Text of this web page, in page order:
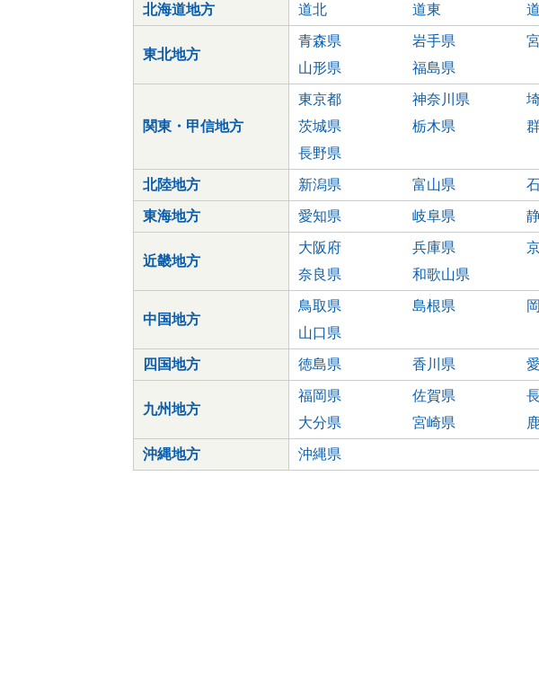
北海道地方 道北 道東
東北地方
青森県 岩手県
山形県
福島県
関東・甲信地方
東京都 神奈川県
茨城県
栃木県
長野県
北陸地方 新潟県 富山県
東海地方 愛知県 岐阜県
近畿地方
大阪府 兵庫県
奈良県
和歌山県
中国地方
鳥取県 島根県
山口県
四国地方 徳島県 香川県
九州地方
福岡県 佐賀県
大分県
宮崎県
沖縄地方 沖縄県